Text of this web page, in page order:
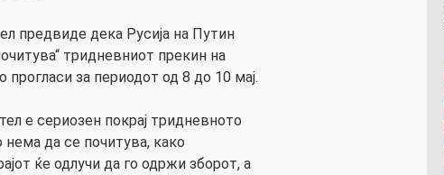
предвиде дека Русија на Путин
тридневниот прекин на
за периодот од 8 до 10 мај.
е сериозен покрај тридневното
да се почитува, како
ќе одлучи да го одржи зборот, а